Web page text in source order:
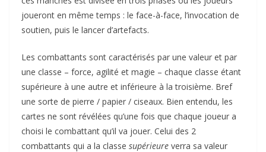
joueront en même temps : le face-à-face, l’invocation de
soutien, puis le lancer d’artefacts.
Les combattants sont caractérisés par une valeur et par
une classe – force, agilité et magie – chaque classe étant
supérieure à une autre et inférieure à la troisième. Bref
une sorte de pierre / papier / ciseaux. Bien entendu, les
cartes ne sont révélées qu’une fois que chaque joueur a
choisi le combattant qu’il va jouer. Celui des 2
combattants qui a la classe supérieure verra sa valeur